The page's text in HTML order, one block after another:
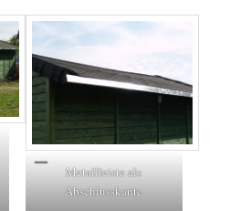
Metallleiste als
Abschlusskante